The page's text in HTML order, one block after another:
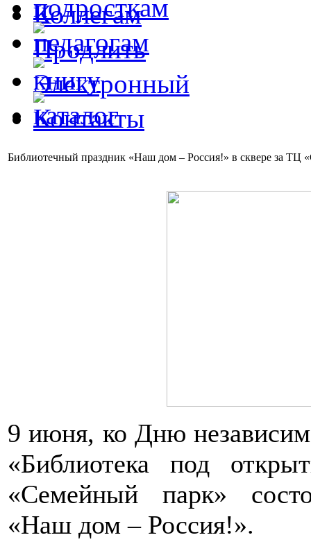
Библиотечный праздник «Наш дом – Россия!» в сквере за ТЦ
9 июня, ко Дню
«Библиотека под
«Семейный парк»
«Наш дом – Россия!».